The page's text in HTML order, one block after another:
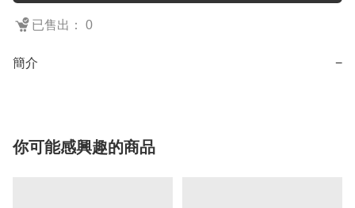
已售出： 0
簡介 −
你可能感興趣的商品